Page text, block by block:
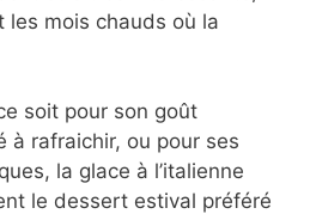
les mois chauds où la
soit pour son goût
à rafraichir, ou pour ses
la glace à l’italienne
le dessert estival préféré